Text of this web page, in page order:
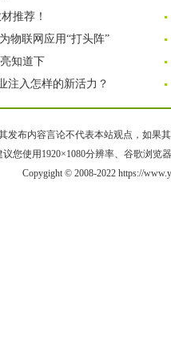
推荐！
物联网应用“打头阵”
知道下
注入怎样的新活力？
发布内容言论不代表本站观点，如果
议您使用1920×1080分辨率、谷歌浏览
Copygight © 2008-2022 https://